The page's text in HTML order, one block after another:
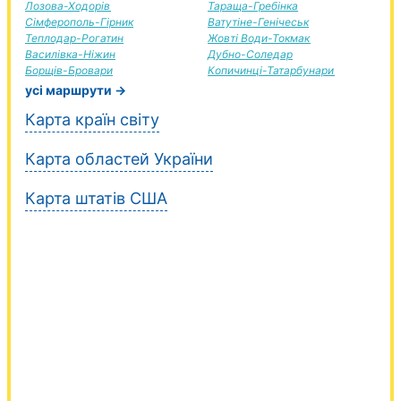
Лозова-Ходорів
Сімферополь-Гірник
Теплодар-Рогатин
Василівка-Ніжин
Борщів-Бровари
Тараща-Гребінка
Ватутіне-Генічеськ
Жовті Води-Токмак
Дубно-Соледар
Копичинці-Татарбунари
усі маршрути →
Карта країн світу
Карта областей України
Карта штатів США